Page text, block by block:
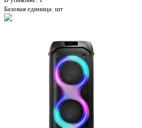
Базовая единица: шт